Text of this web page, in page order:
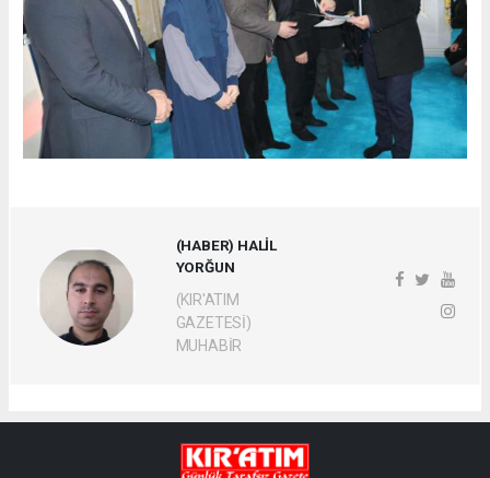
(HABER) HALİL
YORĞUN
(KIR'ATIM
GAZETESİ)
MUHABİR